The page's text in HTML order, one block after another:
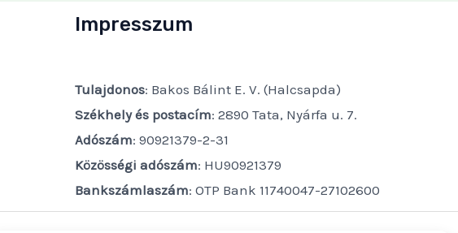
Impresszum
Tulajdonos: Bakos Bálint E. V. (Halcsapda)
Székhely és postacím: 2890 Tata, Nyárfa u. 7.
Adószám: 90921379-2-31
Közösségi adószám: HU90921379
Bankszámlaszám: OTP Bank 11740047-27102600